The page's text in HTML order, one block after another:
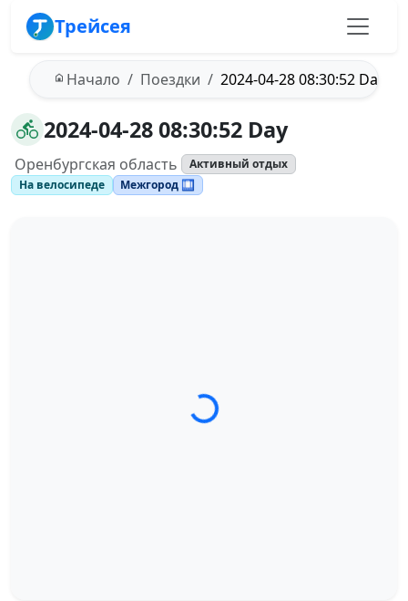
Трейсея
Начало Поездки 2024-04-28 08:30:52 Day
2024-04-28 08:30:52 Day
Оренбургская область
Активный отдых
На велосипеде
Межгород 🛄
Загрузка трека...